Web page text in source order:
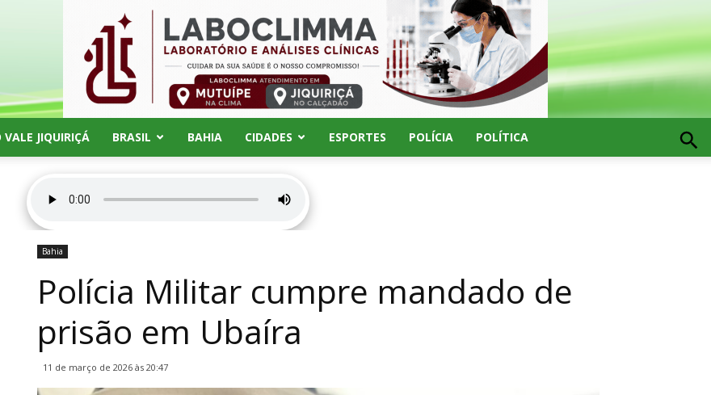
VALE JIQUIRIÇÁ BRASIL BAHIA CIDADES ESPORTES POLÍCIA POLÍTICA
Bahia
Polícia Militar cumpre mandado de
prisão em Ubaíra
11 de março de 2026 às 20:47